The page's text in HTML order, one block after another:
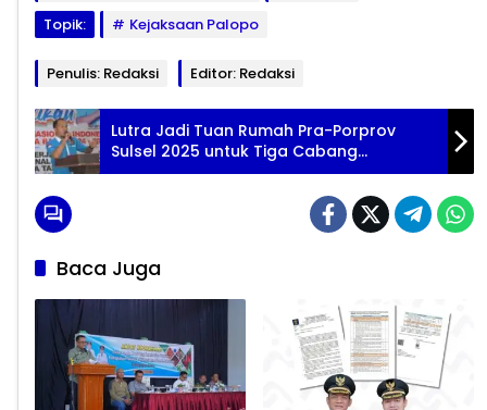
Topik:
Kejaksaan Palopo
Penulis: Redaksi Editor: Redaksi
Lutra Jadi Tuan Rumah Pra-Porprov
Sulsel 2025 untuk Tiga Cabang
Olahraga
Baca Juga